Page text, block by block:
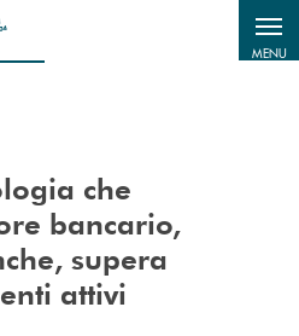
MENU
che
bancario,
supera
attivi